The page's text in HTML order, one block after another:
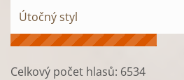
Útočný styl
Celkový počet hlasů: 6534